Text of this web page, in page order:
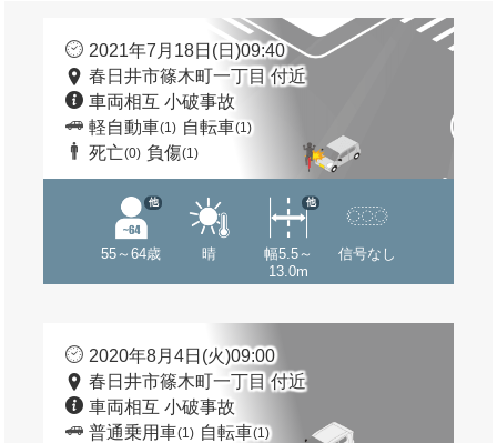
2021年7月18日(日)09:40
春日井市篠木町一丁目 付近
車両相互 小破事故
軽自動車(1) 自転車(1)
死亡(0) 負傷(1)
55～64歳
他
晴
幅5.5～
13.0m
他
信号なし
2020年8月4日(火)09:00
春日井市篠木町一丁目 付近
車両相互 小破事故
普通乗用車(1) 自転車(1)